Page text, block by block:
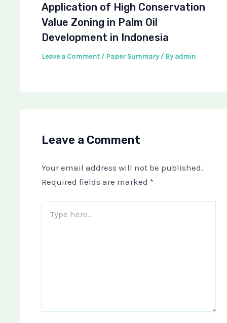
Application of High Conservation
Value Zoning in Palm Oil
Development in Indonesia
Leave a Comment / Paper Summary/ By admin
Leave a Comment
Your email address will not be published.
Required fields are marked *
here..